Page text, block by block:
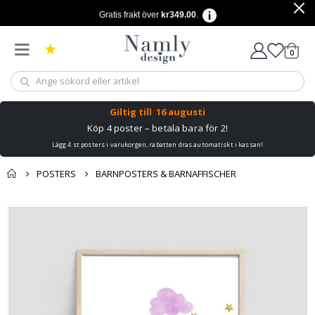
Gratis frakt över kr349.00.
0
Giltig till 16 augusti
Köp 4 poster – betala bara för 2!
Lägg 4 st posters i varukorgen, rabatten dras automatiskt i kassan!
POSTERS BARNPOSTERS & BARNAFFISCHER
Du kanske också
Kundvagn
Hoppa